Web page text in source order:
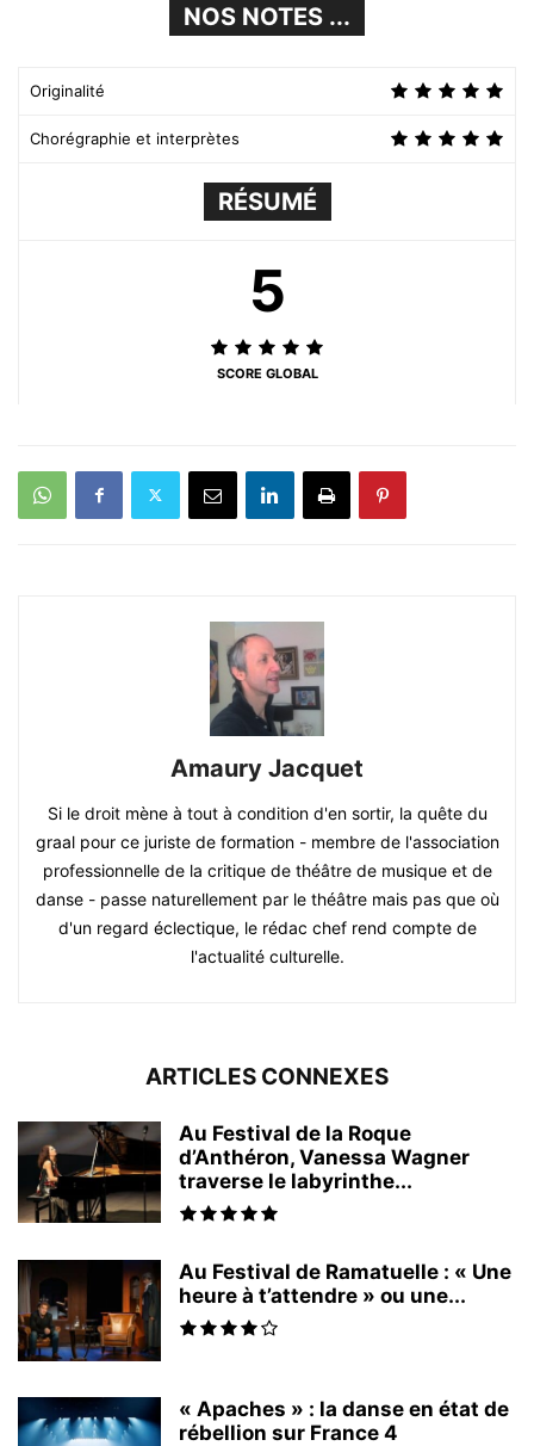
NOS NOTES ...
Originalité
Chorégraphie et interprètes
RÉSUMÉ
5
SCORE GLOBAL
Amaury Jacquet
Si le droit mène à tout à condition d'en sortir, la quête du
graal pour ce juriste de formation - membre de l'association
professionnelle de la critique de théâtre de musique et de
danse - passe naturellement par le théâtre mais pas que où
d'un regard éclectique, le rédac chef rend compte de
l'actualité culturelle.
ARTICLES CONNEXES
Au Festival de la Roque
d’Anthéron, Vanessa Wagner
traverse le labyrinthe...
Au Festival de Ramatuelle : « Une
heure à t’attendre » ou une...
« Apaches » : la danse en état de
rébellion sur France 4